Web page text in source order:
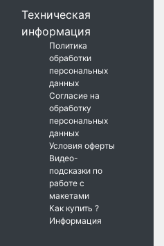
Техническая
информация
Политика
обработки
персональных
данных
Согласие на
обработку
персональных
данных
Условия оферты
Видео-
подсказки по
работе с
макетами
Как купить ?
Информация